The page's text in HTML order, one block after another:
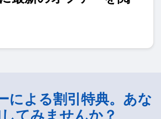
による割引特典。あな
てみませんか？